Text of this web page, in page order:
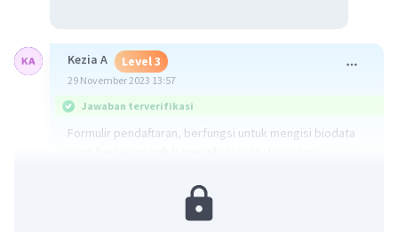
Kezia A Level 3
29 November 2023 13:57
Jawaban terverifikasi
Formulir pendaftaran, berfungsi untuk mengisi biodata